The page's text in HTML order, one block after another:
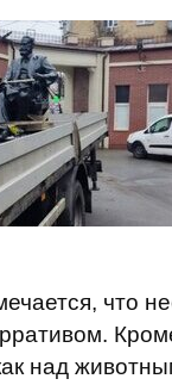
что
над